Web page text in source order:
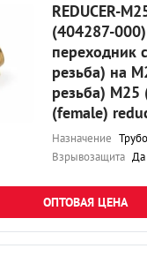
REDUCER-
(404287-
переходник
резьба) на
резьба)
(female)
Назначение
Взрывозащита Да
ОПТОВАЯ ЦЕНА